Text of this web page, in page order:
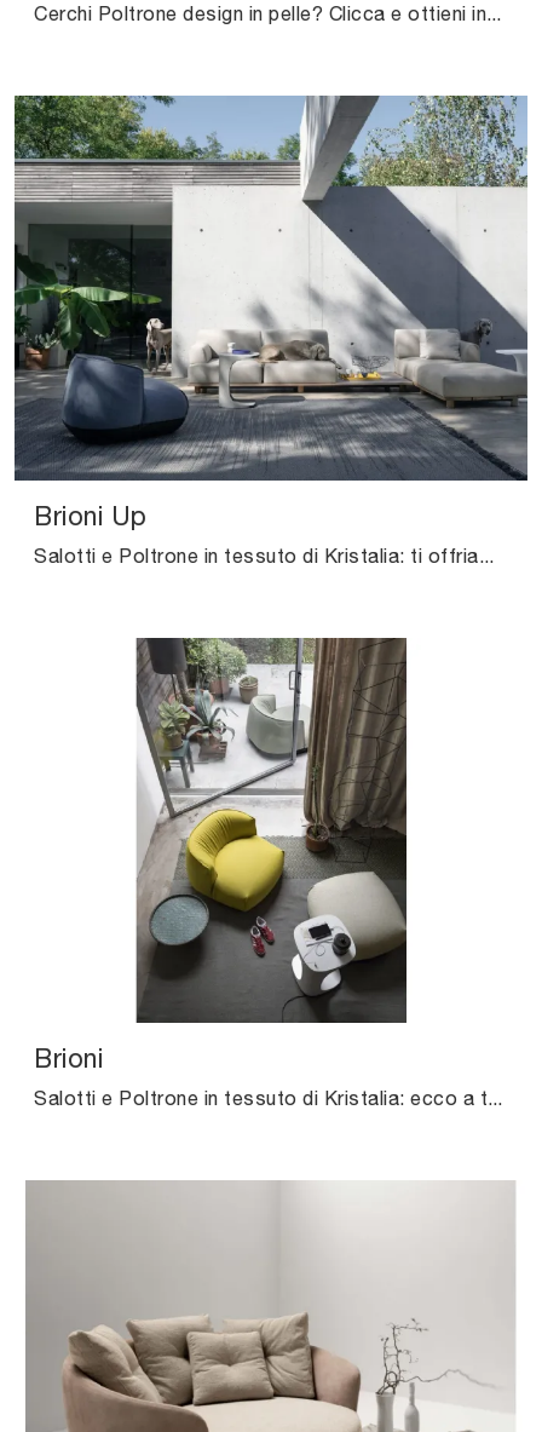
Cerchi Poltrone design in pelle? Clicca e ottieni informazioni sul modello Tenso di Kristalia.
Brioni Up
Salotti e Poltrone in tessuto di Kristalia: ti offriamo il modello Brioni Up in tessuto per valorizzare i tuoi spazi.
Brioni
Salotti e Poltrone in tessuto di Kristalia: ecco a te il modello Brioni in tessuto per completare i tuoi spazi.